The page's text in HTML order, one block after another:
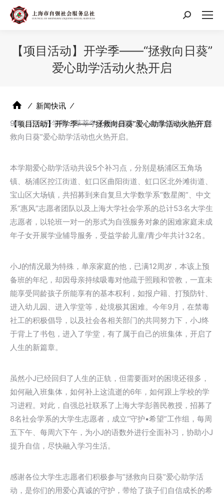
搜
【项目活动】开学季——“拯救向日葵”
爱心助学活动火热开启
⁄ 新闻快讯 ⁄
【项目活动】开学季——“拯救向日葵”爱心助学活动火热开启
9月，正值开学季，莘莘学子圈热闹非凡，自强总社发起的“拯
救向日葵”爱心助学活动也火热开启。
本学期爱心助学活动共设5个补习点，分别是杨浦区五角场
镇、杨浦区控江街道、虹口区曲阳街道、虹口区北外滩街道、
宝山区大场镇，共招募到来自复旦大学数学系“数星阁”、中文
系“惠风”志愿者团队以及上海大学社会学系的总计53名大学生
志愿者，以轮班一对一的形式为自强服务对象的困难家庭未成
年子女开展学业辅导服务，受益学龄儿童/青少年共计32名。
小J的情况最为特殊，单亲家庭的他，已满12周岁，本该上预
备班的年纪，却因母亲持续吸毒对他疏于照顾和管教，一直未
能享受同龄孩子所能享有的基本权利，如报户籍、打预防针、
进入幼儿园、进入学堂等，处境极其困难。今年9月，在禁毒
社工的积极倡导，以及社会各相关部门的共同努力下，小J终
于背上了书包，进入了学堂，有了属于自己的班集体，开启了
人生的新篇章。
虽然小J已经回归了人生的正轨，但需要面对的困境还很多，
如何融入班集体，如何补上这流逝的6年，如何跟上学校的学
习进程。对此，自强总社联系了上海大学彭善民教授，招募了
8名社会学系的大学生志愿者，成立“守护•希望”工作组，每周
五下午、每周六下午，为小J的语数外进行全面补习，协助小J
提升自信，尽快融入学习生活。
感谢各位大学生志愿者们积极参与“拯救向日葵”爱心助学活
动，是你们的用爱心真诚的守护，带给了孩子们自信成长的希